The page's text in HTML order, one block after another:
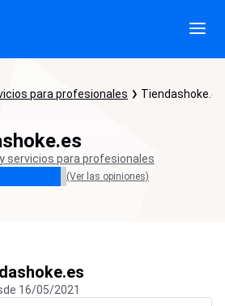
para profesionales Tiendashoke.es
servicios para profesionales
(Ver las opiniones)
16/05/2021